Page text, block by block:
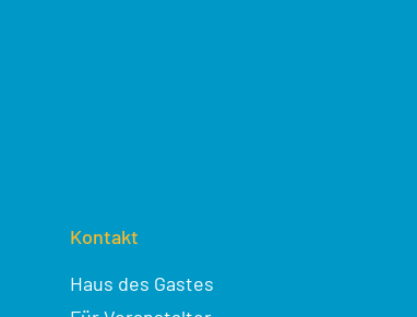
Kontakt
Haus des Gastes